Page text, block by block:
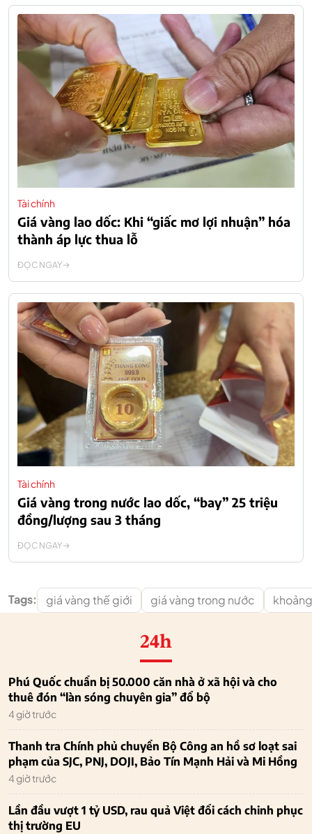
Tài chính
Giá vàng lao dốc: Khi “giấc mơ lợi nhuận” hóa
thành áp lực thua lỗ
ĐỌC NGAY
Tài chính
Giá vàng trong nước lao dốc, “bay” 25 triệu
đồng/lượng sau 3 tháng
ĐỌC NGAY
Tags: giá vàng thế giới giá vàng trong nước
24h
Phú Quốc chuẩn bị 50.000 căn nhà ở xã hội và cho
thuê đón “làn sóng chuyên gia” đổ bộ
4 giờ trước
Thanh tra Chính phủ chuyển Bộ Công an hồ sơ loạt sai
phạm của SJC, PNJ, DOJI, Bảo Tín Mạnh Hải và Mi Hồng
4 giờ trước
Lần đầu vượt 1 tỷ USD, rau quả Việt đổi cách chinh phục
thị trường EU